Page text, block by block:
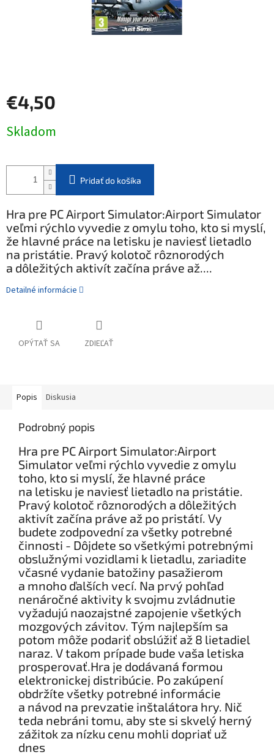
€4,50
cena:
Skladom
Pridať do košíka
Hra pre PC Airport Simulator:Airport Simulator
veľmi rýchlo vyvedie z omylu toho, kto si myslí,
že hlavné práce na letisku je naviesť lietadlo
na pristátie. Pravý kolotoč rôznorodých
a dôležitých aktivít začína práve až....
Detailné informácie
OPÝTAŤ SA ZDIEĽAŤ
Popis Diskusia
Podrobný popis
Hra pre PC Airport Simulator:Airport
Simulator veľmi rýchlo vyvedie z omylu
toho, kto si myslí, že hlavné práce
na letisku je naviesť lietadlo na pristátie.
Pravý kolotoč rôznorodých a dôležitých
aktivít začína práve až po pristátí. Vy
budete zodpovední za všetky potrebné
činnosti - Dôjdete so všetkými potrebnými
obslužnými vozidlami k lietadlu, zariadite
včasné vydanie batožiny pasažierom
a mnoho ďalších vecí. Na prvý pohľad
nenáročné aktivity k svojmu zvládnutie
vyžadujú naozajstné zapojenie všetkých
mozgových závitov. Tým najlepším sa
potom môže podariť obslúžiť až 8 lietadiel
naraz. V takom prípade bude vaša letiska
prosperovať.Hra je dodávaná formou
elektronickej distribúcie. Po zakúpení
obdržíte všetky potrebné informácie
a návod na prevzatie inštalátora hry. Nič
teda nebráni tomu, aby ste si skvelý herný
zážitok za nízku cenu mohli dopriať už
dnes